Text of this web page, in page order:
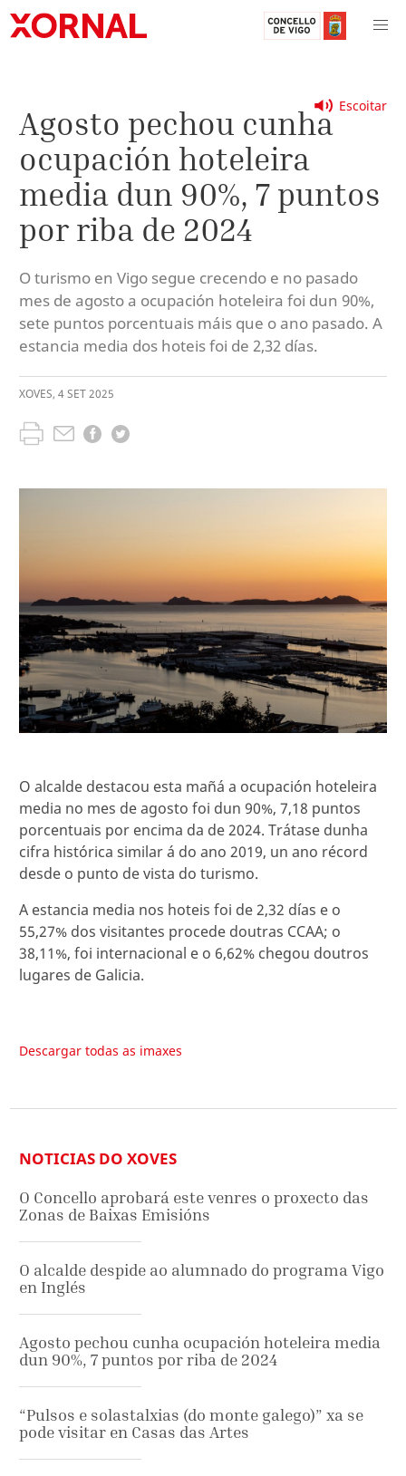
Escoitar
Agosto pechou cunha
ocupación hoteleira
media dun 90%, 7 puntos
por riba de 2024
O turismo en Vigo segue crecendo e no pasado
mes de agosto a ocupación hoteleira foi dun 90%,
sete puntos porcentuais máis que o ano pasado. A
estancia media dos hoteis foi de 2,32 días.
XOVES, 4SET2025
O alcalde destacou esta mañá a ocupación hoteleira
media no mes de agosto foi dun 90%, 7,18 puntos
porcentuais por encima da de 2024. Trátase dunha
cifra histórica similar á do ano 2019, un ano récord
desde o punto de vista do turismo.
A estancia media nos hoteis foi de 2,32 días e o
55,27% dos visitantes procede doutras CCAA; o
38,11%, foi internacional e o 6,62% chegou doutros
lugares de Galicia.
Descargar todas as imaxes
NOTICIAS DO XOVES
O Concello aprobará este venres o proxecto das
Zonas de Baixas Emisións
O alcalde despide ao alumnado do programa Vigo
en Inglés
Agosto pechou cunha ocupación hoteleira media
dun 90%, 7 puntos por riba de 2024
“Pulsos e solastalxias (do monte galego)” xa se
pode visitar en Casas das Artes